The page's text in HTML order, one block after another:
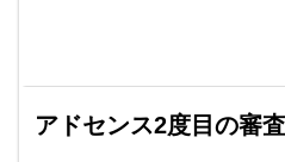
アドセンス2度目の審